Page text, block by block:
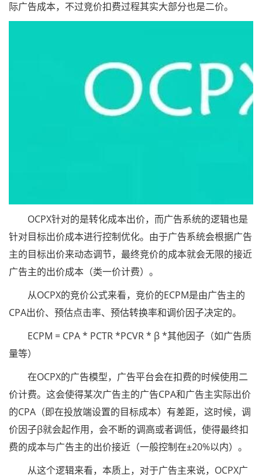
际广告成本，不过竞价扣费过程其实大部分也是二价。
OCPX针对的是转化成本出价，而广告系统的逻辑也是
针对目标出价成本进行控制优化。由于广告系统会根据广告
主的目标出价来动态调节，最终竞价的成本就会无限的接近
广告主的出价成本（类一价计费）。
从OCPX的竞价公式来看，竞价的ECPM是由广告主的
CPA出价、预估点击率、预估转换率和调价因子决定的。
ECPM = CPA * PCTR *PCVR * β *其他因子（如广告质
量等）
在OCPX的广告模型，广告平台会在扣费的时候使用二
价计费。这会使得某次广告主的广告CPA和广告主实际出价
的CPA（即在投放端设置的目标成本）有差距，这时候，调
价因子β就会起作用，会不断的调高或者调低，使得最终扣
费的成本与广告主的出价接近（一般控制在±20%以内）。
从这个逻辑来看，本质上，对于广告主来说，OCPX广